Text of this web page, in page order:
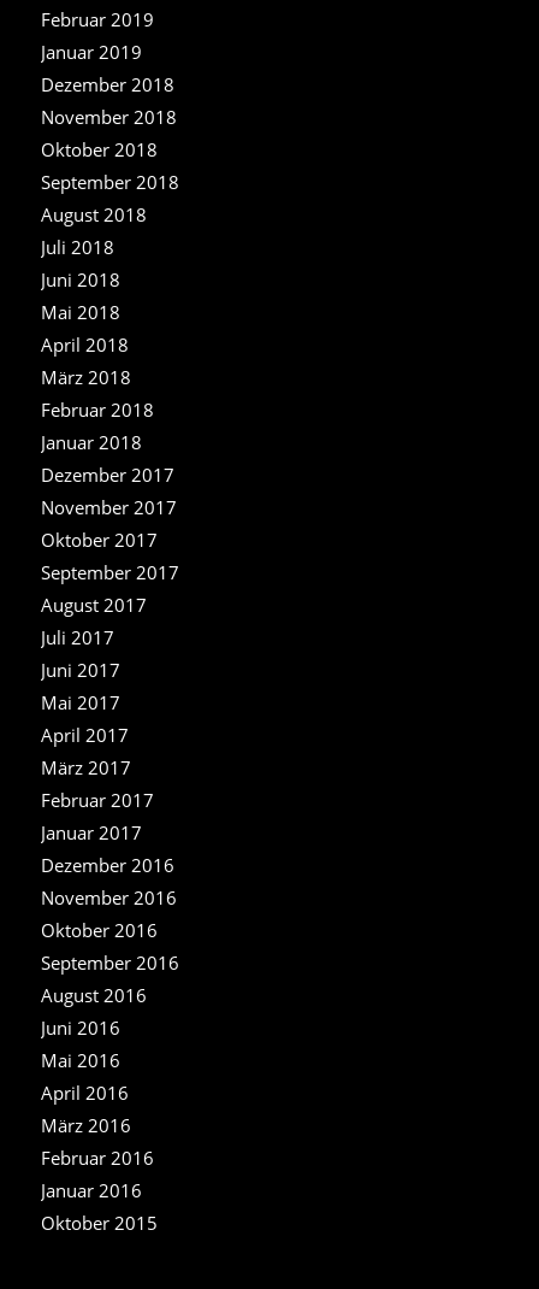
Februar 2019
Januar 2019
Dezember 2018
November 2018
Oktober 2018
September 2018
August 2018
Juli 2018
Juni 2018
Mai 2018
April 2018
März 2018
Februar 2018
Januar 2018
Dezember 2017
November 2017
Oktober 2017
September 2017
August 2017
Juli 2017
Juni 2017
Mai 2017
April 2017
März 2017
Februar 2017
Januar 2017
Dezember 2016
November 2016
Oktober 2016
September 2016
August 2016
Juni 2016
Mai 2016
April 2016
März 2016
Februar 2016
Januar 2016
Oktober 2015